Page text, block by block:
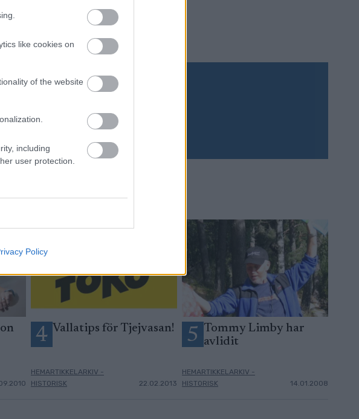
like cookies on
of the website
including
user protection.
Policy
Prenumerera
4 Vallatips för Tjejvasan!
HEMARTIKKELARKIV -
HISTORISK
22.02.2013
5 Tommy Limby har
avlidit
HEMARTIKKELARKIV -
HISTORISK
14.01.2008